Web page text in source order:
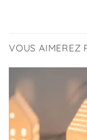
VOUS AIMEREZ